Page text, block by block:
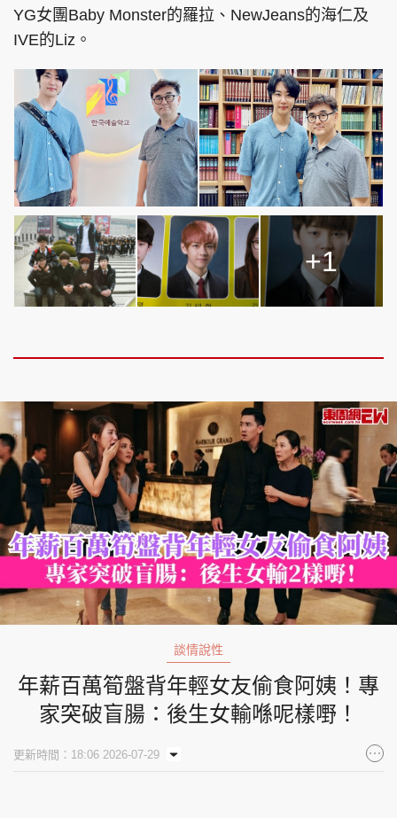
YG女團Baby Monster的羅拉、NewJeans的海仁及
IVE的Liz。
+1
談情說性
年薪百萬筍盤背年輕女友偷食阿姨！專
家突破盲腸：後生女輸喺呢樣嘢！
更新時間：18:06 2026-07-29